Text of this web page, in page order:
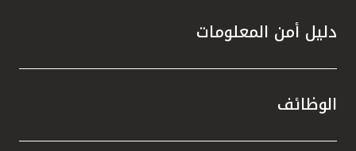
دليل أمن المعلومات
الوظائف